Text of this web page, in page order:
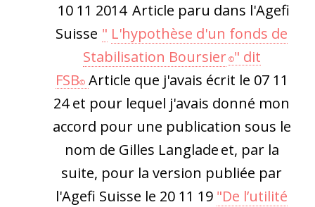
10 11 2014 Article paru dans l'Agefi
Suisse " L'hypothèse d'un fonds de
Stabilisation Boursier ©" dit
FSB© Article que j'avais écrit le 07 11
24 et pour lequel j'avais donné mon
accord pour une publication sous le
nom de Gilles Langladeet, par la
suite, pour la version publiée par
l'Agefi Suisse le 20 11 19 "De l’utilité